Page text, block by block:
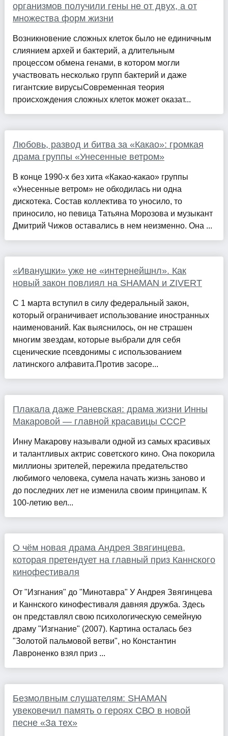
организмов получили гены не от двух, а от
множества форм жизни
Возникновение сложных клеток было не единичным
слиянием архей и бактерий, а длительным
процессом обмена генами, в котором могли
участвовать несколько групп бактерий и даже
гигантские вирусыСовременная теория
происхождения сложных клеток может оказат...
Любовь, развод и битва за «Какао»: громкая
драма группы «Унесенные ветром»
В конце 1990-х без хита «Какао-какао» группы
«Унесенные ветром» не обходилась ни одна
дискотека. Состав коллектива то уносило, то
приносило, но певица Татьяна Морозова и музыкант
Дмитрий Чижов оставались в нем неизменно. Она ...
«Иванушки» уже не «интернейшнл». Как
новый закон повлиял на SHAMAN и ZIVERT
С 1 марта вступил в силу федеральный закон,
который ограничивает использование иностранных
наименований. Как выяснилось, он не страшен
многим звездам, которые выбрали для себя
сценические псевдонимы с использованием
латинского алфавита.Против засоре...
Плакала даже Раневская: драма жизни Инны
Макаровой — главной красавицы СССР
Инну Макарову называли одной из самых красивых
и талантливых актрис советского кино. Она покорила
миллионы зрителей, пережила предательство
любимого человека, сумела начать жизнь заново и
до последних лет не изменила своим принципам. К
100-летию вел...
О чём новая драма Андрея Звягинцева,
которая претендует на главный приз Каннского
кинофестиваля
От "Изгнания" до "Минотавра" У Андрея Звягинцева
и Каннского кинофестиваля давняя дружба. Здесь
он представлял свою психологическую семейную
драму "Изгнание" (2007). Картина осталась без
"Золотой пальмовой ветви", но Константин
Лавроненко взял приз ...
Безмолвным слушателям: SHAMAN
увековечил память о героях СВО в новой
песне «За тех»